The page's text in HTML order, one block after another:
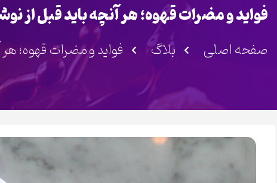
فواید و مضرات قهوه؛ هر آنچه باید قبل از
صفحه اصلی بلاگ فواید و مضرات قهوه؛ هر